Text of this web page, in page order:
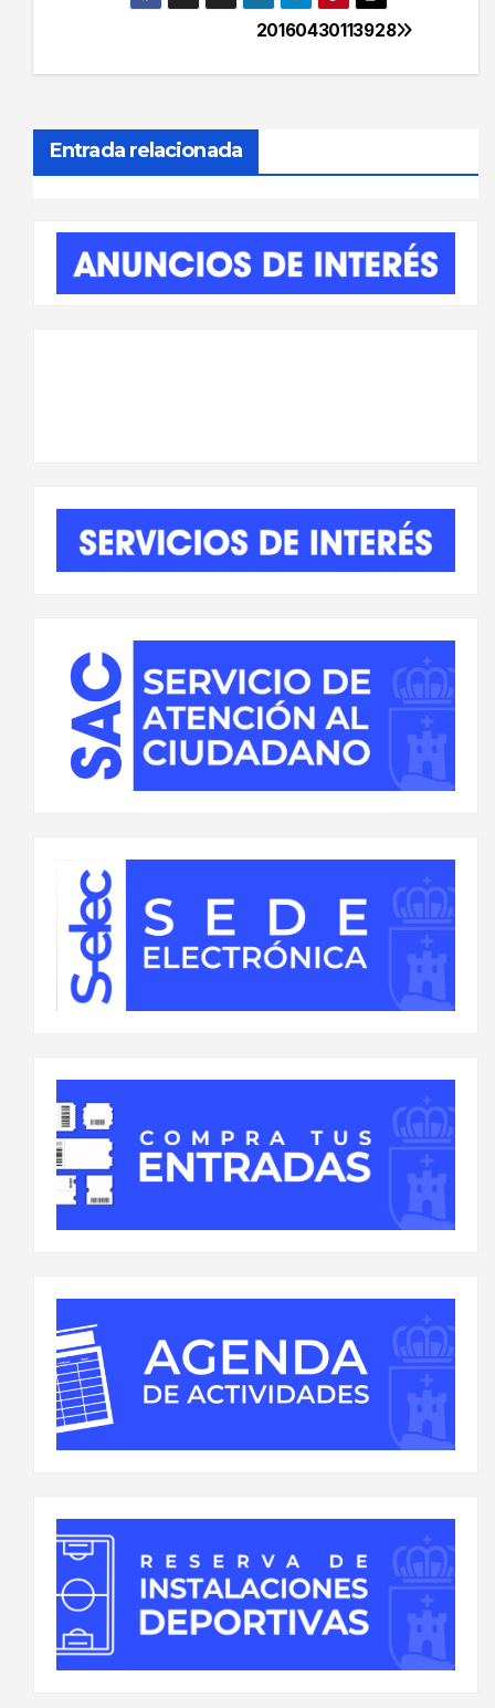
Navegación
de
entradas
20160430113928
Entrada relacionada